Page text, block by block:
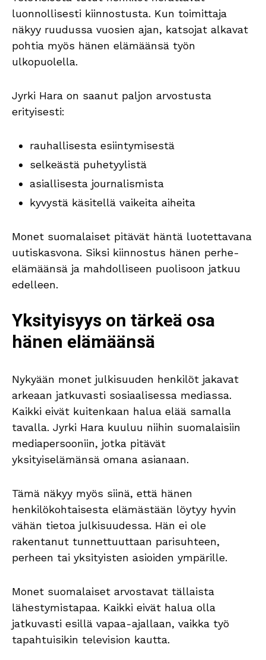
luonnollisesti kiinnostusta. Kun toimittaja
näkyy ruudussa vuosien ajan, katsojat alkavat
pohtia myös hänen elämäänsä työn
ulkopuolella.
Jyrki Hara on saanut paljon arvostusta
erityisesti:
rauhallisesta esiintymisestä
selkeästä puhetyylistä
asiallisesta journalismista
kyvystä käsitellä vaikeita aiheita
Monet suomalaiset pitävät häntä luotettavana
uutiskasvona. Siksi kiinnostus hänen perhe-
elämäänsä ja mahdolliseen puolisoon jatkuu
edelleen.
Yksityisyys on tärkeä osa
hänen elämäänsä
Nykyään monet julkisuuden henkilöt jakavat
arkeaan jatkuvasti sosiaalisessa mediassa.
Kaikki eivät kuitenkaan halua elää samalla
tavalla. Jyrki Hara kuuluu niihin suomalaisiin
mediapersooniin, jotka pitävät
yksityiselämänsä omana asianaan.
Tämä näkyy myös siinä, että hänen
henkilökohtaisesta elämästään löytyy hyvin
vähän tietoa julkisuudessa. Hän ei ole
rakentanut tunnettuuttaan parisuhteen,
perheen tai yksityisten asioiden ympärille.
Monet suomalaiset arvostavat tällaista
lähestymistapaa. Kaikki eivät halua olla
jatkuvasti esillä vapaa-ajallaan, vaikka työ
tapahtuisikin television kautta.